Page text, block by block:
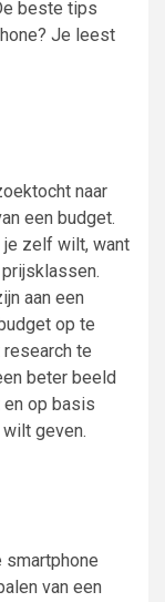
beste tips
Je leest
naar
een budget.
je zelf wilt, want
aan een
op te
te
beter beeld
op basis
wilt geven.
smartphone
van een